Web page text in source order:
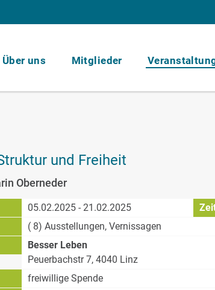
Über uns Mitglieder
und Freiheit
Oberneder
05.02.2025 - 21.02.2025
( 8) Ausstellungen, Vernissagen
Besser Leben
Peuerbachstr 7, 4040 Linz
freiwillige Spende